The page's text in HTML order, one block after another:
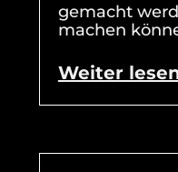
gemacht
machen
Weiter